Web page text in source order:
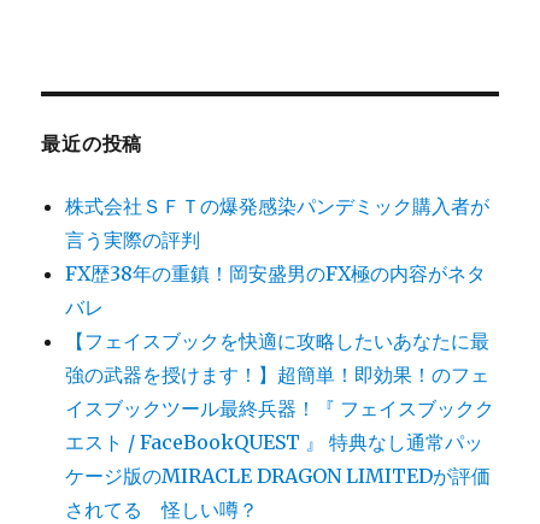
最近の投稿
株式会社ＳＦＴの爆発感染パンデミック購入者が
言う実際の評判
FX歴38年の重鎮！岡安盛男のFX極の内容がネタ
バレ
【フェイスブックを快適に攻略したいあなたに最
強の武器を授けます！】超簡単！即効果！のフェ
イスブックツール最終兵器！『 フェイスブックク
エスト / FaceBookQUEST 』 特典なし通常パッ
ケージ版のMIRACLE DRAGON LIMITEDが評価
されてる 怪しい噂？